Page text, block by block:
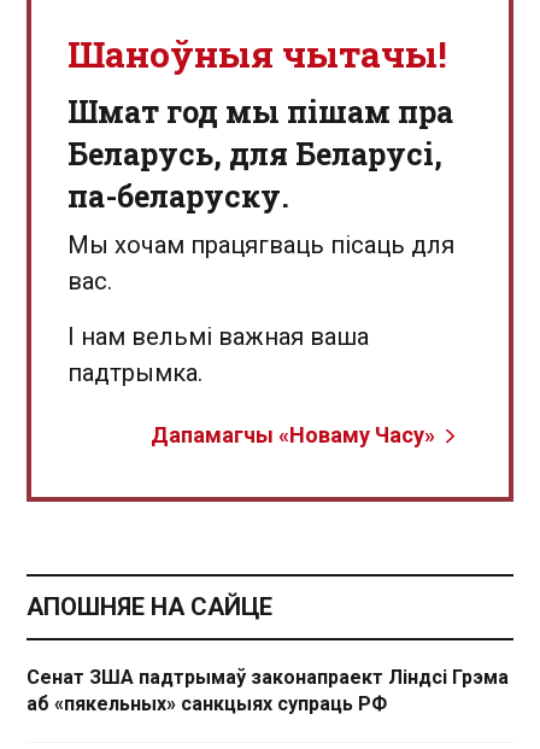
Шаноўныя чытачы!
Шмат год мы пішам пра
Беларусь, для Беларусі,
па-беларуску.
Мы хочам працягваць пісаць для
вас.
І нам вельмі важная ваша
падтрымка.
Дапамагчы «Новаму Часу»
АПОШНЯЕ НА САЙЦЕ
Сенат ЗША падтрымаў законапраект Ліндсі Грэма
аб «пякельных» санкцыях супраць РФ